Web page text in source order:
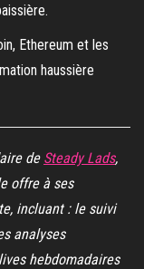
Ethereum et les
haussière
de Steady Lads,
offre à ses
incluant : le suivi
analyses
hebdomadaires